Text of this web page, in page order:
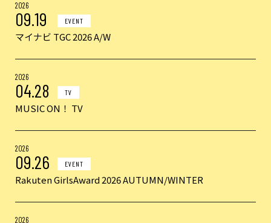
2026
09.19 EVENT
マイナビ TGC 2026 A/W
2026
04.28 TV
MUSIC ON！ TV
2026
09.26 EVENT
Rakuten GirlsAward 2026 AUTUMN/WINTER
2026